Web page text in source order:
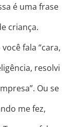
é uma frase
criança.
fala “cara,
resolvi
Ou se
me fez,